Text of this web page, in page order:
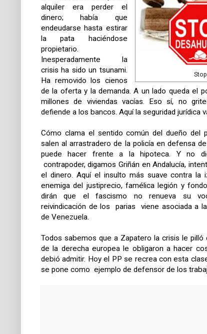
alquiler era perder el
dinero; había que
endeudarse hasta estirar
la pata haciéndose
propietario.
Inesperadamente la
crisis ha sido un tsunami.
Ha removido los cienos
de la oferta y la demanda. A un lado queda el
millones de viviendas vacías. Eso sí, no
defiende a los bancos. Aquí la seguridad jurídica
Cómo clama el sentido común del dueño del
salen al arrastradero de la policía en defensa
puede hacer frente a la hipoteca. Y no
contrapoder, digamos Griñán en Andalucía,
el dinero. Aquí el insulto más suave contra la
enemiga del justiprecio, famélica legión y
dirán que el fascismo no renueva su
reivindicación de los parias viene asociada a
de Venezuela.
Todos sabemos que a Zapatero la crisis le
de la derecha europea le obligaron a hacer
debió admitir. Hoy el PP se recrea con esta
se pone como ejemplo de defensor de los